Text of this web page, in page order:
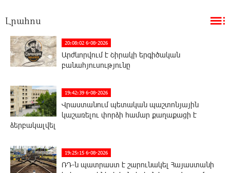
Լրահոս
20:08:02 6-08-2026
Արժևորվում է Շիրակի երգիծական
բանահյուսությունը
19:42:39 6-08-2026
Վրաստանում պետական ​​պաշտոնյային
կաշառելու փորձի համար քաղաքացի է
ձերբակալվել
19:25:15 6-08-2026
ՌԴ-ն պատրաստ է շարունակել Հայաստանի